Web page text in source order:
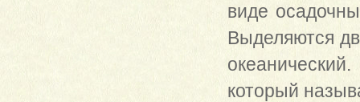
виде
Выделяются
который